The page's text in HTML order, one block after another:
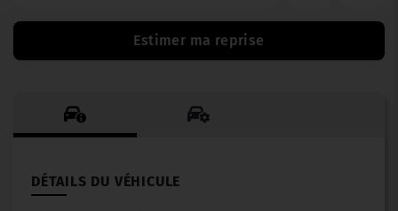
Estimer ma reprise
DÉTAILS DU VÉHICULE